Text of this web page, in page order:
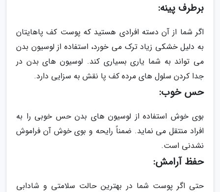
برطرف پینه:
اگر شما از آن دسته افرادی هستید که پوست کف پاهایتان
به دلیل خشکی زیاد ترک می خورد، استفاده از لوسیون بدن
می تواند به شما یاری بسیاری کند. لوسیون های بدن در
جدا کردن سلول های مرده کف پا نقش به سزایی دارد.
حس خوب:
بوی خوش استفاده از لوسیون های بدن حس خوبی را به
افراد منتقل می نماید. ضمناً رایحه و بوی خوش آن فراموش
نشدنی است.
حفظ آرامش:
حتی اگر پوست شما در بهترین حالت سلامتی و شادابی